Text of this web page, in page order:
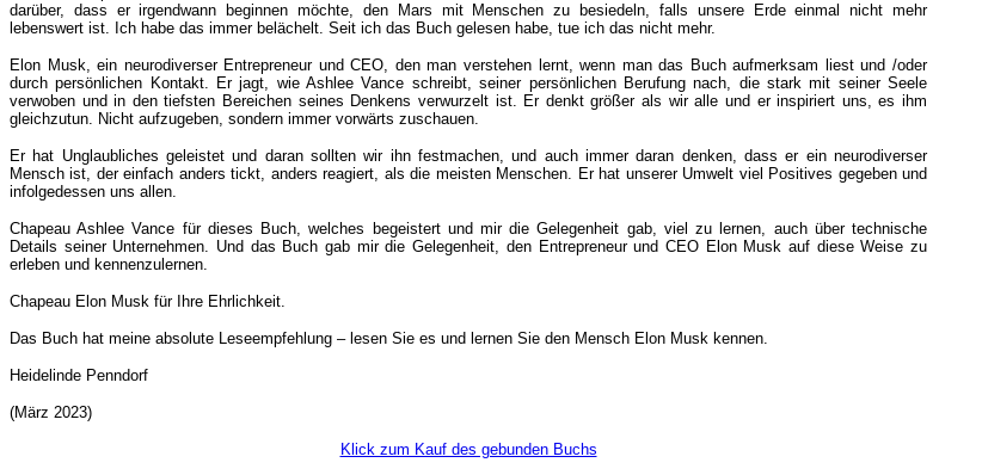
darüber, dass er irgendwann beginnen möchte, den Mars mit Menschen zu besiedeln, falls unsere Erde einmal nicht mehr
lebenswert ist. Ich habe das immer belächelt. Seit ich das Buch gelesen habe, tue ich das nicht mehr.
Elon Musk, ein neurodiverser Entrepreneur und CEO, den man verstehen lernt, wenn man das Buch aufmerksam liest und /oder
durch persönlichen Kontakt.
Er jagt, wie Ashlee Vance schreibt, seiner persönlichen Berufung nach, die stark mit seiner Seele
verwoben und in den tiefsten Bereichen seines Denkens verwurzelt ist. Er denkt größer als wir alle und er inspiriert uns, es ihm
gleichzutun. Nicht aufzugeben, sondern immer vorwärts zuschauen.
Er hat Unglaubliches geleistet und daran sollten wir ihn festmachen, und auch immer daran denken, dass er ein neurodiverser
Mensch ist, der einfach anders tickt, anders reagiert, als die meisten Menschen. Er hat unserer Umwelt viel Positives gegeben und
infolgedessen uns allen.
Chapeau Ashlee Vance für dieses Buch, welches begeistert und mir die Gelegenheit gab, viel zu lernen, auch über technische
Details seiner Unternehmen. Und das Buch gab mir die Gelegenheit, den Entrepreneur und CEO Elon Musk auf diese Weise zu
erleben und kennenzulernen.
Chapeau Elon Musk für Ihre Ehrlichkeit.
Das Buch hat meine absolute Leseempfehlung – lesen Sie es und lernen Sie den Mensch Elon Musk kennen.
Heidelinde Penndorf
(März 2023)
Klick zum Kauf des gebunden Buchs